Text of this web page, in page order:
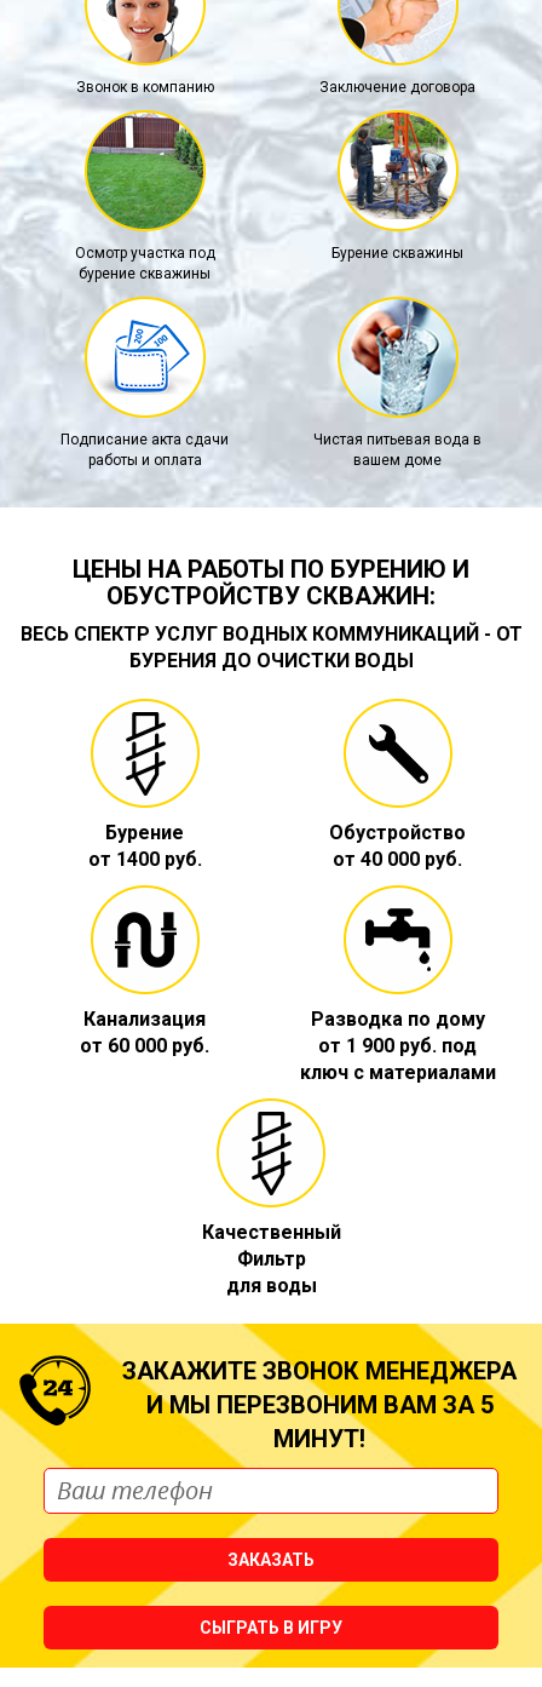
Звонок в компанию Заключение договора
Осмотр участка под
бурение скважины
Бурение скважины
Подписание акта сдачи
работы и оплата
Чистая питьевая вода в
вашем доме
ЦЕНЫ НА РАБОТЫ ПО БУРЕНИЮ И
ОБУСТРОЙСТВУ СКВАЖИН:
ВЕСЬ СПЕКТР УСЛУГ ВОДНЫХ КОММУНИКАЦИЙ - ОТ
БУРЕНИЯ ДО ОЧИСТКИ ВОДЫ
Бурение
от 1400 руб.
Обустройство
от 40 000 руб.
Канализация
от 60 000 руб.
Разводка по дому
от 1 900 руб. под
ключ с материалами
Качественный
Фильтр
для воды
ЗАКАЖИТЕ ЗВОНОК МЕНЕДЖЕРА
И МЫ ПЕРЕЗВОНИМ ВАМ ЗА 5
МИНУТ!
ЗАКАЗАТЬ
СЫГРАТЬ В ИГРУ